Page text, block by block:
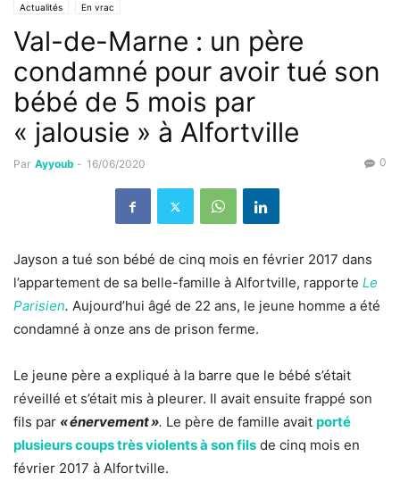
Actualités En vrac
Val-de-Marne : un père
condamné pour avoir tué son
bébé de 5 mois par
« jalousie » à Alfortville
Par Ayyoub - 16/06/2020 0
Jayson a tué son bébé de cinq mois en février 2017 dans
l’appartement de sa belle-famille à Alfortville, rapporte Le
Parisien. Aujourd’hui âgé de 22 ans, le jeune homme a été
condamné à onze ans de prison ferme.
Le jeune père a expliqué à la barre que le bébé s’était
réveillé et s’était mis à pleurer. Il avait ensuite frappé son
fils par «énervement». Le père de famille avait porté
plusieurs coups très violents à son fils de cinq mois en
février 2017 à Alfortville.